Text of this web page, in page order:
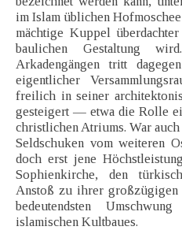
im Islam üblichen
mächtige Kuppel
baulichen Gestaltung
Arkadengängen tritt
eigentlicher
freilich in seiner
gesteigert — etwa die Rolle
christlichen Atriums. War
Seldschuken vom weiteren
doch erst jene
Sophienkirche, den
Anstoß zu ihrer großzügigen
bedeutendsten
islamischen Kultbaues.